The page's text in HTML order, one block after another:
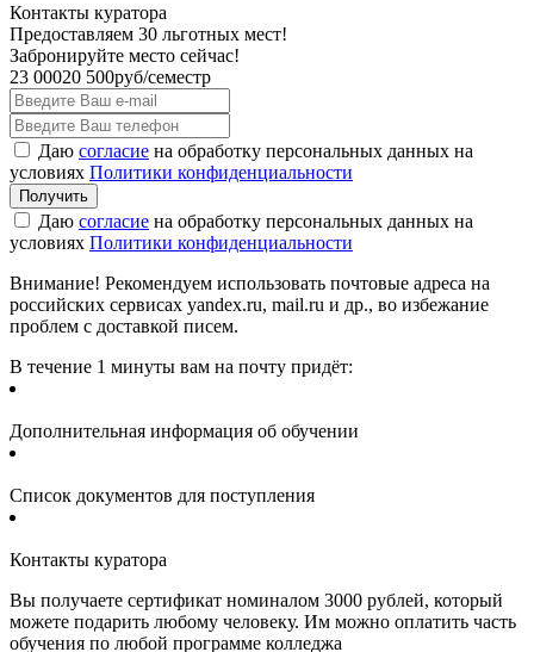
Контакты куратора
Предоставляем 30 льготных мест!
Забронируйте место сейчас!
23 00020 500руб/семестр
Даю согласие на обработку персональных данных на
условиях Политики конфиденциальности
Даю согласие на обработку персональных данных на
условиях Политики конфиденциальности
Внимание! Рекомендуем использовать почтовые адреса на
российских сервисах yandex.ru, mail.ru и др., во избежание
проблем с доставкой писем.
В течение 1 минуты вам на почту придёт:
Дополнительная информация об обучении
Список документов для поступления
Контакты куратора
Вы получаете сертификат номиналом 3000 рублей, который
можете подарить любому человеку. Им можно оплатить часть
обучения по любой программе колледжа